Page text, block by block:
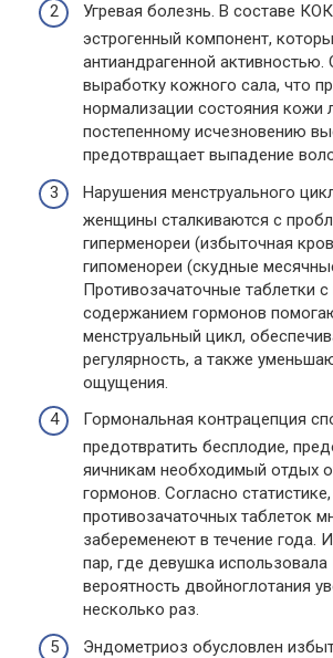
Угревая болезнь. В составе
эстрогенный компонент,
антиандрагенной активностью.
выработку кожного сала, что
нормализации состояния кожи
постепенному исчезновению
предотвращает выпадение
Нарушения менструального
женщины сталкиваются с
гиперменореи (избыточная
гипоменореи (скудные
Противозачаточные таблетки с
содержанием гормонов
менструальный цикл,
регулярность, а также
ощущения.
Гормональная контрацепция
предотвратить бесплодие,
яичникам необходимый отдых
гормонов. Согласно
противозачаточных таблеток
забеременеют в течение года.
пар, где девушка
вероятность двойноглотания
несколько раз.
Эндометриоз обусловлен